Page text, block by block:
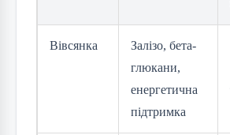
Вівсянка
Залізо, бета-
глюкани,
енергетична
підтримка